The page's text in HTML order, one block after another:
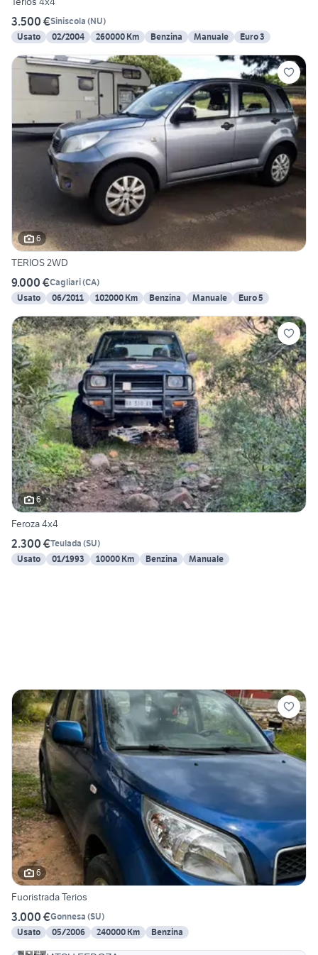
3.500 €Siniscola (NU)
Usato
02/2004 260000 Km Benzina Manuale Euro 3
6
TERIOS 2WD
9.000 €Cagliari(CA)
Usato
06/2011 102000 Km Benzina Manuale Euro 5
6
Feroza 4x4
2.300 €Teulada (SU)
Usato
01/1993 10000 Km Benzina Manuale
6
Fuoristrada Terios
3.000 €Gonnesa (SU)
Usato
05/2006 240000 Km
Benzina
4